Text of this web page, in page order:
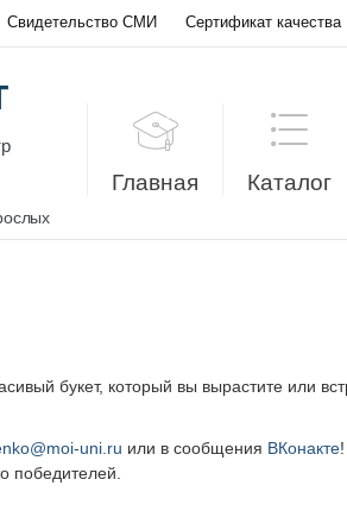
Свидетельство СМИ Сертификат
Главная Каталог
букет, который вы вырастите или
uni.ru или в сообщения ВКонакте
победителей.